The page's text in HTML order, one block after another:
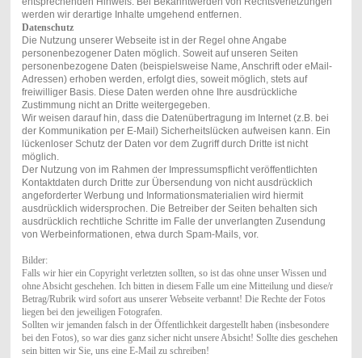
werden wir derartige Inhalte umgehend entfernen.
Datenschutz
Die Nutzung unserer Webseite ist in der Regel ohne Angabe
personenbezogener Daten möglich. Soweit auf unseren Seiten
personenbezogene Daten (beispielsweise Name, Anschrift oder eMail-
Adressen) erhoben werden, erfolgt dies, soweit möglich, stets auf
freiwilliger Basis. Diese Daten werden ohne Ihre ausdrückliche
Zustimmung nicht an Dritte weitergegeben.
Wir weisen darauf hin, dass die Datenübertragung im Internet (z.B. bei
der Kommunikation per E-Mail) Sicherheitslücken aufweisen kann. Ein
lückenloser Schutz der Daten vor dem Zugriff durch Dritte ist nicht
möglich.
Der Nutzung von im Rahmen der Impressumspflicht veröffentlichten
Kontaktdaten durch Dritte zur Übersendung von nicht ausdrücklich
angeforderter Werbung und Informationsmaterialien wird hiermit
ausdrücklich widersprochen. Die Betreiber der Seiten behalten sich
ausdrücklich rechtliche Schritte im Falle der unverlangten Zusendung
von Werbeinformationen, etwa durch Spam-Mails, vor.
Bilder:
Falls wir hier ein Copyright verletzten sollten, so ist das ohne unser Wissen und
ohne Absicht geschehen. Ich bitten in diesem Falle um eine Mitteilung und diese/r
Betrag/Rubrik wird sofort aus unserer Webseite verbannt! Die Rechte der Fotos
liegen bei den jeweiligen Fotografen.
Sollten wir jemanden falsch in der Öffentlichkeit dargestellt haben (insbesondere
bei den Fotos), so war dies ganz sicher nicht unsere Absicht! Sollte dies geschehen
sein bitten wir Sie, uns eine E-Mail zu schreiben!